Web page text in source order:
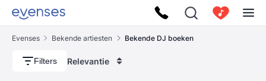
Evenses Bekende artiesten Bekende DJ boeken
Filters Relevantie